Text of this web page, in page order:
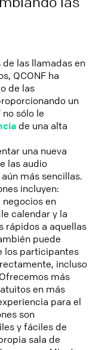
las llamadas en
QCONF ha
de las
un
sólo le
de una alta
una nueva
las audio
más sencillas.
incluyen:
en
calendar y la
rápidos a aquellas
puede
los participantes
incluso
más
en más
para el
son
y fáciles de
sala de